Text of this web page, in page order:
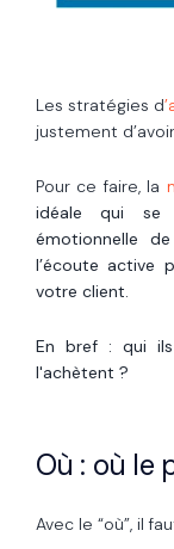
Les stratégies d
justement
Pour ce faire, la
idéale qui se
émotionnelle
l’écoute active
votre client.
En bref : qui
l'achètent ?
Où : où le
Avec le “où”, il